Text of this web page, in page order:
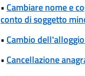
• Cambiare nome e
conto di soggetto
• Cambio
• Cancellazione